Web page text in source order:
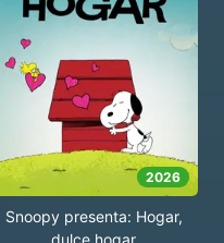
2026
Snoopy presenta: Hogar,
dulce hogar